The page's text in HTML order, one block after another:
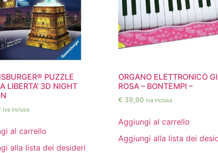
PUZZLE
LIBERTA’ 3D NIGHT
Iva Inclusa
al carrello
alla lista dei desideri
ORGANO ELETTRONICO
ROSA – BONTEMPI –
€ 39,90 Iva Inclusa
Aggiungi al carrello
Aggiungi alla lista dei